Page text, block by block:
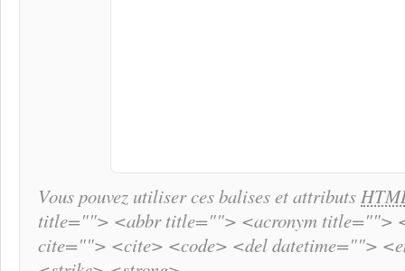
Vous pouvez utiliser ces balises et attributs
title=""> <abbr title=""> <acronym title="">
cite=""> <cite> <code> <del datetime="">